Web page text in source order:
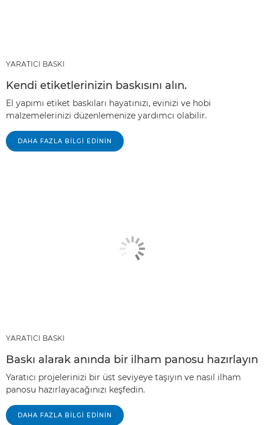
YARATICI BASKI
Kendi etiketlerinizin baskısını alın.
El yapımı etiket baskıları hayatınızı, evinizi ve hobi
malzemelerinizi düzenlemenize yardımcı olabilir.
DAHA FAZLA BILGI EDININ
YARATICI BASKI
Baskı alarak anında bir ilham panosu hazırlayın
Yaratıcı projelerinizi bir üst seviyeye taşıyın ve nasıl ilham
panosu hazırlayacağınızı keşfedin.
DAHA FAZLA BILGI EDININ